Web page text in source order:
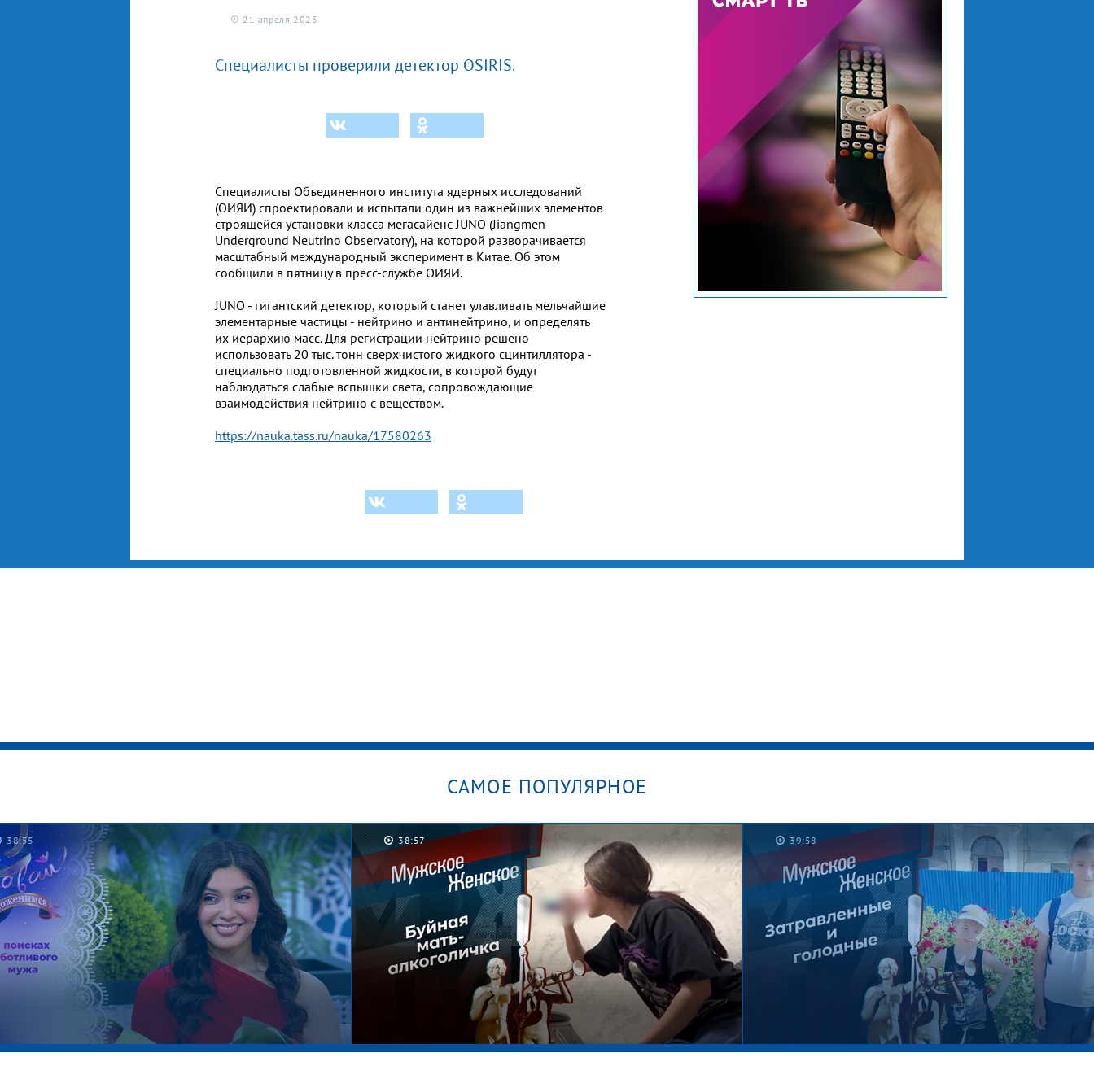
21 апреля 2023
Специалисты проверили детектор OSIRIS.
Специалисты Объединенного института ядерных исследований
(ОИЯИ) спроектировали и испытали один из важнейших элементов
строящейся установки класса мегасайенс JUNO (Jiangmen
Underground Neutrino Observatory), на которой разворачивается
масштабный международный эксперимент в Китае. Об этом
сообщили в пятницу в пресс-службе ОИЯИ.
JUNO - гигантский детектор, который станет улавливать мельчайшие
элементарные частицы - нейтрино и антинейтрино, и определять
их иерархию масс. Для регистрации нейтрино решено
использовать 20 тыс. тонн сверхчистого жидкого сцинтиллятора -
специально подготовленной жидкости, в которой будут
наблюдаться слабые вспышки света, сопровождающие
взаимодействия нейтрино с веществом.
https://nauka.tass.ru/nauka/17580263
САМОЕ ПОПУЛЯРНОЕ
38:55 38:57 39:58